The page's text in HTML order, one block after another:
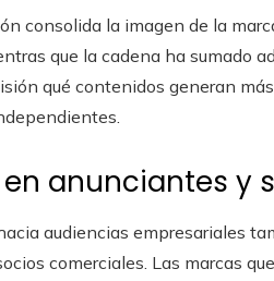
consolida la imagen de la
que la cadena ha sumado
qué contenidos generan
anunciantes y
audiencias empresariales
comerciales. Las marcas